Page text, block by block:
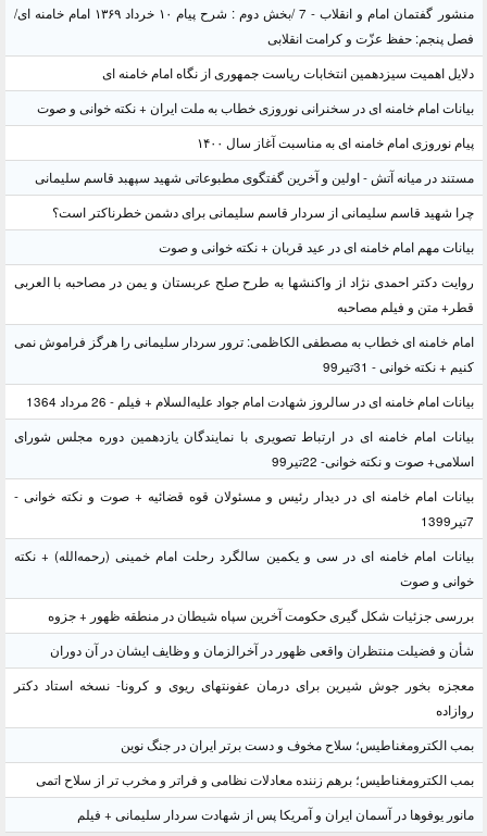
منشور گفتمان امام و انقلاب - 7 /بخش دوم : شرح پیام ۱۰ خرداد ۱۳۶۹ امام خامنه ای/
فصل پنجم: حفظ عزّت و کرامت انقلابی
دلایل اهمیت سیزدهمین انتخابات ریاست جمهوری از نگاه امام خامنه ای
بیانات امام خامنه ای در سخنرانی نوروزی خطاب به ملت ایران + نکته خوانی و صوت
پیام نوروزی امام خامنه ای به مناسبت آغاز سال ۱۴۰۰
مستند در میانه آتش - اولین و آخرین گفتگوی مطبوعاتی شهید سپهبد قاسم سلیمانی
چرا شهید قاسم سلیمانی از سردار قاسم سلیمانی برای دشمن خطرناکتر است؟
بیانات مهم امام خامنه ای در عید قربان + نکته خوانی و صوت
روایت دکتر احمدی نژاد از واکنشها به طرح صلح عربستان و یمن در مصاحبه با العربی
قطر+ متن و فیلم مصاحبه
امام خامنه ای خطاب به مصطفی الکاظمی: ترور سردار سلیمانی را هرگز فراموش نمی
کنیم + نکته خوانی - 31تیر99
بیانات امام خامنه ای در سالروز شهادت امام جواد علیه‌السلام + فیلم - 26 مرداد 1364
بیانات امام خامنه ای در ارتباط تصویری با نمایندگان یازدهمین دوره مجلس شورای
اسلامی+ صوت و نکته خوانی- 22تیر99
بیانات امام خامنه ای در دیدار رئیس و مسئولان قوه قضائیه + صوت و نکته خوانی -
7تیر1399
بیانات امام خامنه ای در سی و یکمین سالگرد رحلت امام خمینی (رحمه‌الله) + نکته
خوانی و صوت
بررسی جزئیات شکل گیری حکومت آخرین سپاه شیطان در منطقه ظهور + جزوه
شأن و فضیلت منتظران واقعی ظهور در آخرالزمان و وظایف ایشان در آن دوران
معجزه بخور جوش شیرین برای درمان عفونتهای ریوی و کرونا- نسخه استاد دکتر
روازاده
بمب الکترومغناطیس؛ سلاح مخوف و دست برتر ایران در جنگ نوین
بمب الکترومغناطیس؛ برهم زننده معادلات نظامی و فراتر و مخرب تر از سلاح اتمی
مانور یوفوها در آسمان ایران و آمریکا پس از شهادت سردار سلیمانی + فیلم